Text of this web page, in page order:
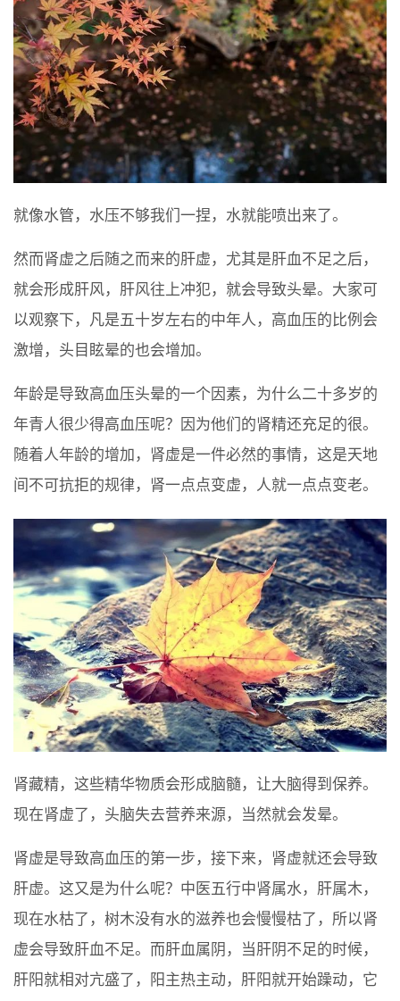
就像水管，水压不够我们一捏，水就能喷出来了。
然而肾虚之后随之而来的肝虚，尤其是肝血不足之后，
就会形成肝风，肝风往上冲犯，就会导致头晕。大家可
以观察下，凡是五十岁左右的中年人，高血压的比例会
激增，头目眩晕的也会增加。
年龄是导致高血压头晕的一个因素，为什么二十多岁的
年青人很少得高血压呢？因为他们的肾精还充足的很。
随着人年龄的增加，肾虚是一件必然的事情，这是天地
间不可抗拒的规律，肾一点点变虚，人就一点点变老。
肾藏精，这些精华物质会形成脑髓，让大脑得到保养。
现在肾虚了，头脑失去营养来源，当然就会发晕。
肾虚是导致高血压的第一步，接下来，肾虚就还会导致
肝虚。这又是为什么呢？中医五行中肾属水，肝属木，
现在水枯了，树木没有水的滋养也会慢慢枯了，所以肾
虚会导致肝血不足。而肝血属阴，当肝阴不足的时候，
肝阳就相对亢盛了，阳主热主动，肝阳就开始躁动，它